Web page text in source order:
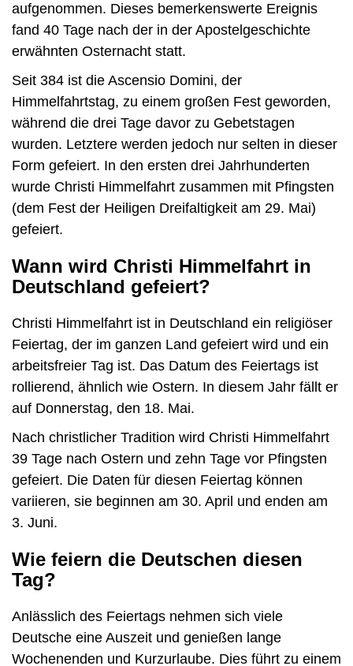
aufgenommen. Dieses bemerkenswerte Ereignis
fand 40 Tage nach der in der Apostelgeschichte
erwähnten Osternacht statt.
Seit 384 ist die Ascensio Domini, der
Himmelfahrtstag, zu einem großen Fest geworden,
während die drei Tage davor zu Gebetstagen
wurden. Letztere werden jedoch nur selten in dieser
Form gefeiert. In den ersten drei Jahrhunderten
wurde Christi Himmelfahrt zusammen mit Pfingsten
(dem Fest der Heiligen Dreifaltigkeit am 29. Mai)
gefeiert.
Wann wird Christi Himmelfahrt in
Deutschland gefeiert?
Christi Himmelfahrt ist in Deutschland ein religiöser
Feiertag, der im ganzen Land gefeiert wird und ein
arbeitsfreier Tag ist. Das Datum des Feiertags ist
rollierend, ähnlich wie Ostern. In diesem Jahr fällt er
auf Donnerstag, den 18. Mai.
Nach christlicher Tradition wird Christi Himmelfahrt
39 Tage nach Ostern und zehn Tage vor Pfingsten
gefeiert. Die Daten für diesen Feiertag können
variieren, sie beginnen am 30. April und enden am
3. Juni.
Wie feiern die Deutschen diesen
Tag?
Anlässlich des Feiertags nehmen sich viele
Deutsche eine Auszeit und genießen lange
Wochenenden und Kurzurlaube. Dies führt zu einem